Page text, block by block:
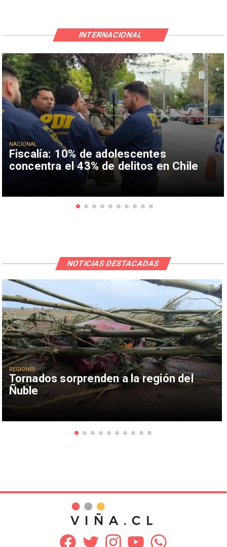
Fiscalía: 10% de adolescentes
concentra el 43% de delitos en Chile
NACIONAL
INTERNACIONAL
Tornados sorprenden a la región del
Ñuble
REGIONES
NOTICIAS DESTACADAS